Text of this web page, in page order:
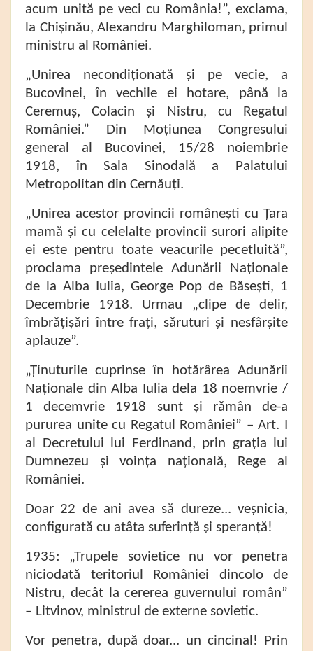
acum unită pe veci cu România!”, exclama,
la Chișinău, Alexandru Marghiloman, primul
ministru al României.
„Unirea necondiționată și pe vecie, a
Bucovinei, în vechile ei hotare, până la
Ceremuș, Colacin și Nistru, cu Regatul
României.” Din Moțiunea Congresului
general al Bucovinei, 15/28 noiembrie
1918, în Sala Sinodală a Palatului
Metropolitan din Cernăuți.
„Unirea acestor provincii românești cu Țara
mamă și cu celelalte provincii surori alipite
ei este pentru toate veacurile pecetluită”,
proclama președintele Adunării Naționale
de la Alba Iulia, George Pop de Băsești, 1
Decembrie 1918. Urmau „clipe de delir,
îmbrățișări între frați, săruturi și nesfârșite
aplauze”.
„Ținuturile cuprinse în hotărârea Adunării
Naționale din Alba Iulia dela 18 noemvrie /
1 decemvrie 1918 sunt și rămân de-a
pururea unite cu Regatul României” – Art. I
al Decretului lui Ferdinand, prin grația lui
Dumnezeu și voința națională, Rege al
României.
Doar 22 de ani avea să dureze... veșnicia,
configurată cu atâta suferință și speranță!
1935: „Trupele sovietice nu vor penetra
niciodată teritoriul României dincolo de
Nistru, decât la cererea guvernului român”
– Litvinov, ministrul de externe sovietic.
Vor penetra, după doar... un cincinal! Prin